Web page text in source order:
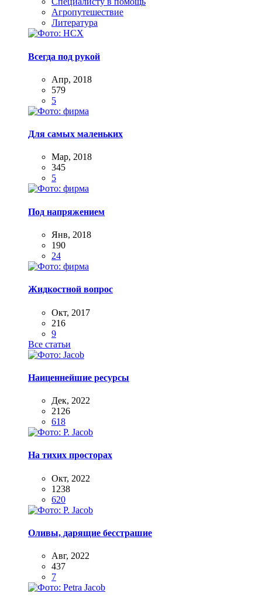
Агропутешествие
Литература
Всегда под рукой
Апр, 2018
579
5
Для самых маленьких
Мар, 2018
345
5
Под напряжением
Янв, 2018
190
24
Жидкостной вопрос
Окт, 2017
216
9
Все статьи
Наиценнейшие ресурсы
Дек, 2022
2126
618
На тихих просторах
Окт, 2022
1238
620
Оливы, дарящие бесстрашие
Авг, 2022
437
7